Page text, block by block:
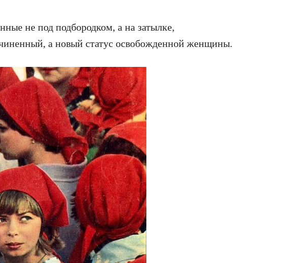
не под подбородком, а на затылке,
а новый статус освобожденной женщины.